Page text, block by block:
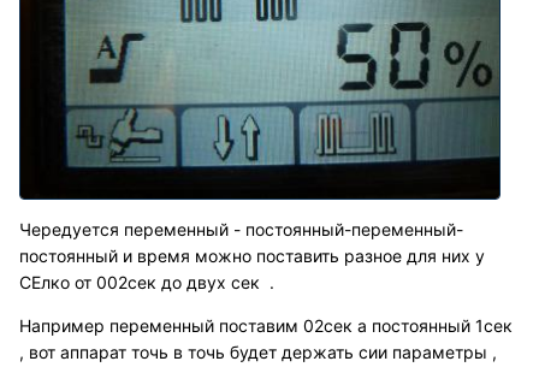
Чередуется переменный - постоянный-переменный-
постоянный и время можно поставить разное для них у
СЕлко от 002сек до двух сек .
Например переменный поставим 02сек а постоянный 1сек
, вот аппарат точь в точь будет держать сии параметры ,